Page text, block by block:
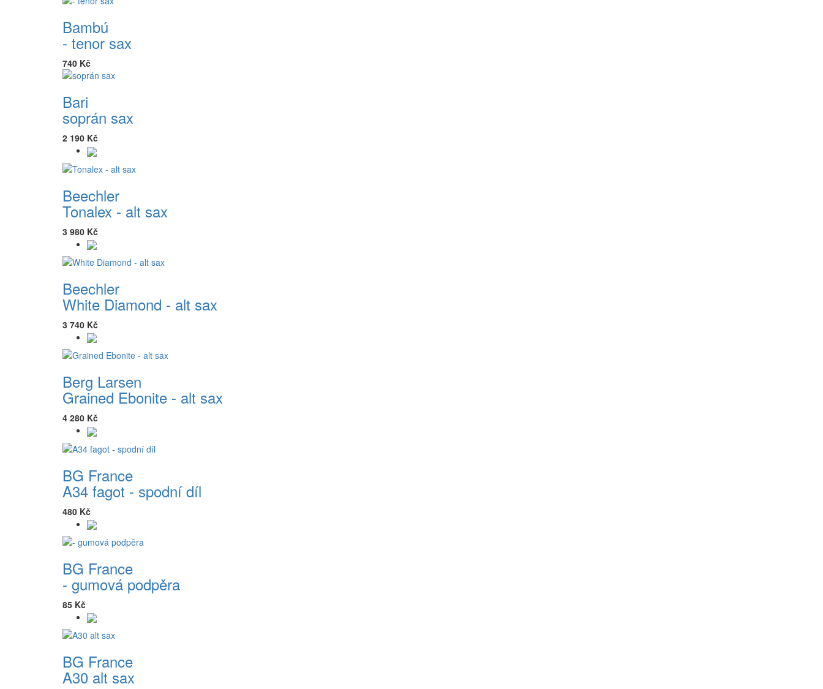
Bambú
- tenor sax
740 Kč
Bari
soprán sax
2 190 Kč
Beechler
Tonalex - alt sax
3 980 Kč
Beechler
White Diamond - alt sax
3 740 Kč
Berg Larsen
Grained Ebonite - alt sax
4 280 Kč
BG France
A34 fagot - spodní díl
480 Kč
BG France
- gumová podpěra
85 Kč
BG France
A30 alt sax